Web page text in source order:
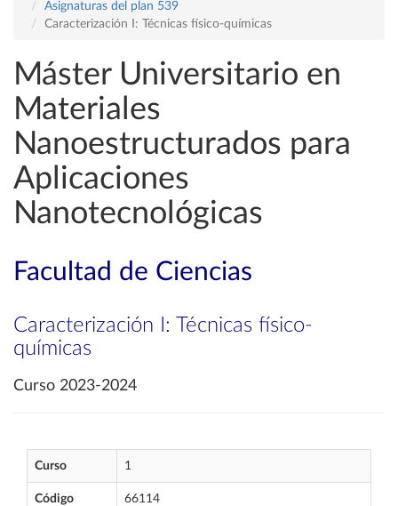
Asignaturas del plan 539
Caracterización I: Técnicas físico-químicas
Máster Universitario en
Materiales
Nanoestructurados para
Aplicaciones
Nanotecnológicas
Facultad de Ciencias
Caracterización I: Técnicas físico-
químicas
Curso 2023-2024
Curso 1
Código 66114